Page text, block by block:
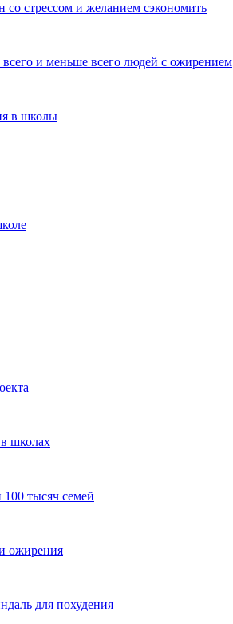
со стрессом и желанием сэкономить
и меньше всего людей с ожирением
в школы
школах
100 тысяч семей
ожирения
для похудения